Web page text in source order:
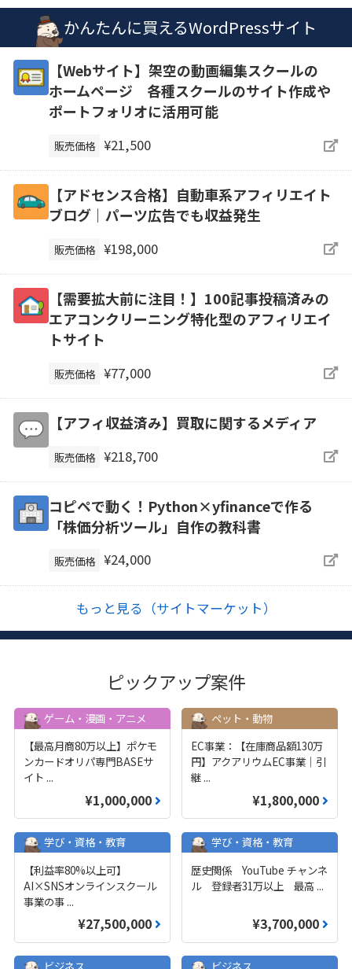
かんたんに買えるWordPressサイト
【Webサイト】架空の動画編集スクールの
ホームページ 各種スクールのサイト作成や
ポートフォリオに活用可能
販売価格 ¥21,500
【アドセンス合格】自動車系アフィリエイト
ブログ｜パーツ広告でも収益発生
販売価格 ¥198,000
【需要拡大前に注目！】100記事投稿済みの
エアコンクリーニング特化型のアフィリエイ
トサイト
販売価格 ¥77,000
【アフィ収益済み】買取に関するメディア
販売価格 ¥218,700
コピペで動く！Python×yfinanceで作る
「株価分析ツール」自作の教科書
販売価格 ¥24,000
もっと見る（サイトマーケット）
ピックアップ案件
ゲーム・漫画・アニメ
【最高月商80万以上】ポケモ
ンカードオリパ専門BASEサ
イト ...
¥1,000,000
ペット・動物
EC事業：【在庫商品額130万
円】アクアリウムEC事業｜引
継 ...
¥1,800,000
学び・資格・教育
【利益率80%以上可】
AI×SNSオンラインスクール
事業の事 ...
¥27,500,000
学び・資格・教育
歴史関係 YouTube チャンネ
ル 登録者31万以上 最高 ...
¥3,700,000